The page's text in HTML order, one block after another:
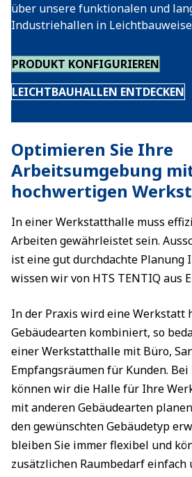
über unsere funktionalen und
Industriehallen in
PRODUKT KONFIGURIEREN
LEICHTBAUHALLEN ENTDECKEN
Optimieren Sie Ihre
Arbeitsumgebung
hochwertigen
In einer Werkstatthalle muss
Arbeiten gewährleistet sein.
ist eine gut durchdachte Planung
wissen wir von HTS TENTIQ aus
In der Praxis wird eine Werkstatt
Gebäudearten kombiniert, so
einer Werkstatthalle mit Büro,
Empfangsräumen für Kunden. Bei
können wir die Halle für Ihre
mit anderen Gebäudearten
den gewünschten Gebäudetyp
bleiben Sie immer flexibel und
zusätzlichen Raumbedarf einfach